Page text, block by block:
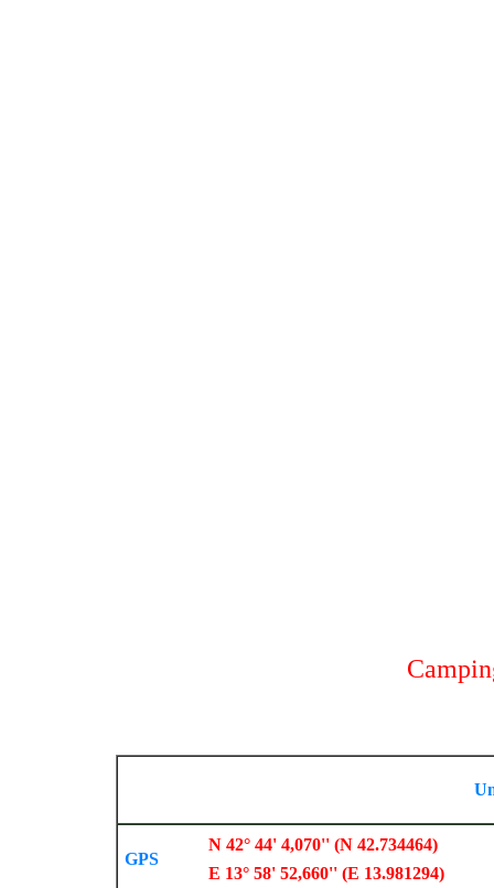
GPS
N 42° 44' 4,070'' (N 42.734464)
E 13° 58' 52,660'' (E 13.981294)